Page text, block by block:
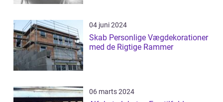
04 juni 2024
Skab Personlige Vægdekorationer
med de Rigtige Rammer
06 marts 2024